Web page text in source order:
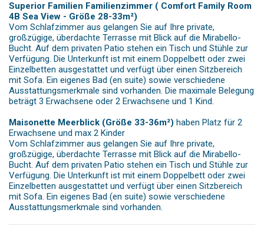
Superior Familien Familienzimmer ( Comfort Family Room
4B Sea View - Größe 28-33m²)
Vom Schlafzimmer aus gelangen Sie auf Ihre private,
großzügige, überdachte Terrasse mit Blick auf die Mirabello-
Bucht. Auf dem privaten Patio stehen ein Tisch und Stühle zur
Verfügung. Die Unterkunft ist mit einem Doppelbett oder zwei
Einzelbetten ausgestattet und verfügt über einen Sitzbereich
mit Sofa. Ein eigenes Bad (en suite) sowie verschiedene
Ausstattungsmerkmale sind vorhanden. Die maximale Belegung
beträgt 3 Erwachsene oder 2 Erwachsene und 1 Kind.
Maisonette Meerblick (Größe 33-36m²) haben Platz für 2
Erwachsene und max 2 Kinder
Vom Schlafzimmer aus gelangen Sie auf Ihre private,
großzügige, überdachte Terrasse mit Blick auf die Mirabello-
Bucht. Auf dem privaten Patio stehen ein Tisch und Stühle zur
Verfügung. Die Unterkunft ist mit einem Doppelbett oder zwei
Einzelbetten ausgestattet und verfügt über einen Sitzbereich
mit Sofa. Ein eigenes Bad (en suite) sowie verschiedene
Ausstattungsmerkmale sind vorhanden.